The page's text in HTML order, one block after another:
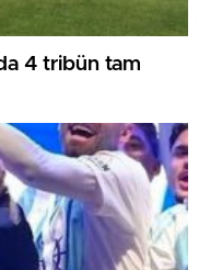
4 tribün tam